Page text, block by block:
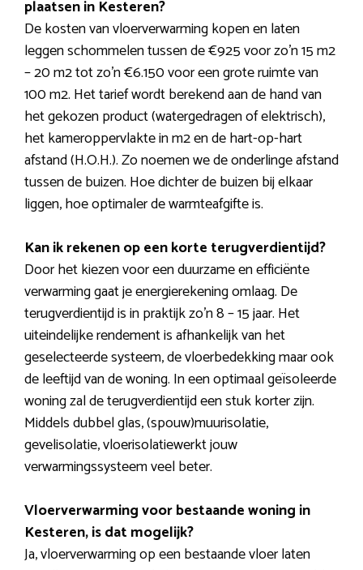
plaatsen in Kesteren?
De kosten van vloerverwarming kopen en laten
leggen schommelen tussen de €925 voor zo’n 15 m2
– 20 m2 tot zo’n €6.150 voor een grote ruimte van
100 m2. Het tarief wordt berekend aan de hand van
het gekozen product (watergedragen of elektrisch),
het kameroppervlakte in m2 en de hart-op-hart
afstand (H.O.H.). Zo noemen we de onderlinge afstand
tussen de buizen. Hoe dichter de buizen bij elkaar
liggen, hoe optimaler de warmteafgifte is.
Kan ik rekenen op een korte terugverdientijd?
Door het kiezen voor een duurzame en efficiënte
verwarming gaat je energierekening omlaag. De
terugverdientijd is in praktijk zo’n 8 – 15 jaar. Het
uiteindelijke rendement is afhankelijk van het
geselecteerde systeem, de vloerbedekking maar ook
de leeftijd van de woning. In een optimaal geïsoleerde
woning zal de terugverdientijd een stuk korter zijn.
Middels dubbel glas, (spouw)muurisolatie,
gevelisolatie, vloerisolatiewerkt jouw
verwarmingssysteem veel beter.
Vloerverwarming voor bestaande woning in
Kesteren, is dat mogelijk?
Ja, vloerverwarming op een bestaande vloer laten